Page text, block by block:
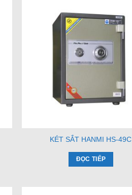
KÉT SẮT HANMI HS-49C
ĐỌC TIẾP